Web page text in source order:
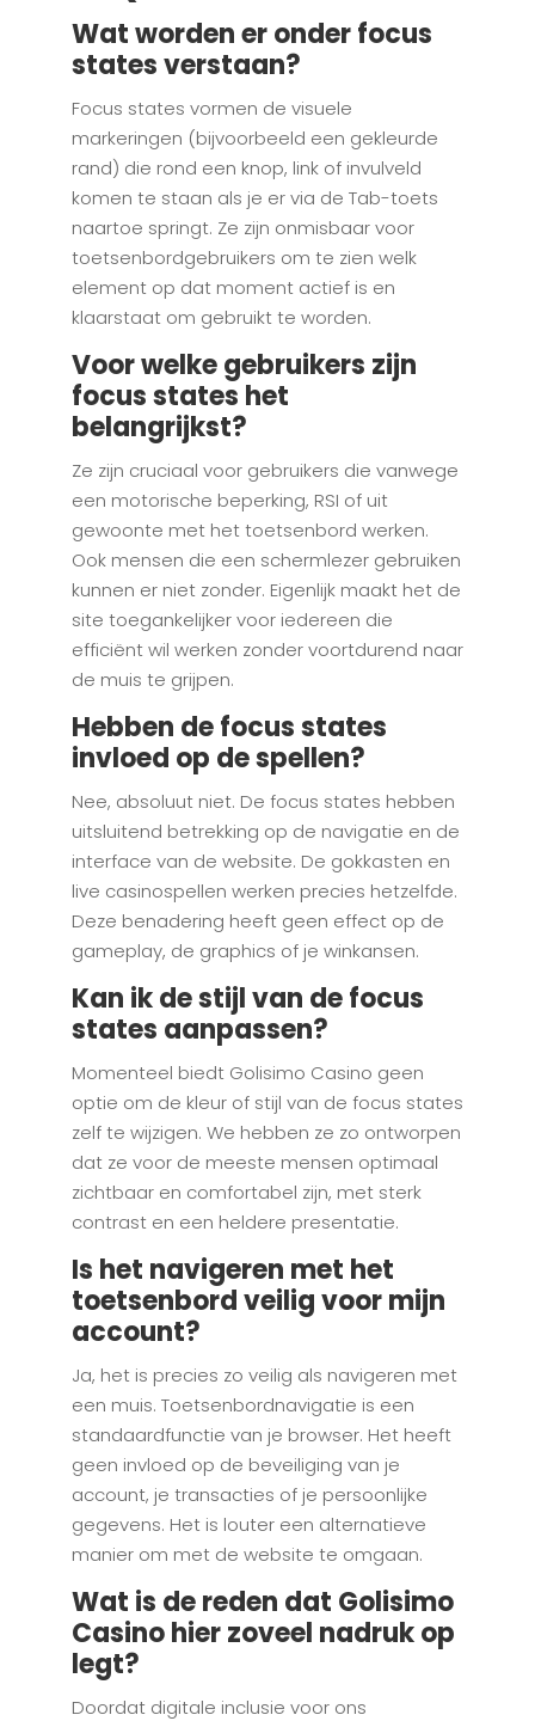
Wat worden er onder focus
states verstaan?
Focus states vormen de visuele
markeringen (bijvoorbeeld een gekleurde
rand) die rond een knop, link of invulveld
komen te staan als je er via de Tab-toets
naartoe springt. Ze zijn onmisbaar voor
toetsenbordgebruikers om te zien welk
element op dat moment actief is en
klaarstaat om gebruikt te worden.
Voor welke gebruikers zijn
focus states het
belangrijkst?
Ze zijn cruciaal voor gebruikers die vanwege
een motorische beperking, RSI of uit
gewoonte met het toetsenbord werken.
Ook mensen die een schermlezer gebruiken
kunnen er niet zonder. Eigenlijk maakt het de
site toegankelijker voor iedereen die
efficiënt wil werken zonder voortdurend naar
de muis te grijpen.
Hebben de focus states
invloed op de spellen?
Nee, absoluut niet. De focus states hebben
uitsluitend betrekking op de navigatie en de
interface van de website. De gokkasten en
live casinospellen werken precies hetzelfde.
Deze benadering heeft geen effect op de
gameplay, de graphics of je winkansen.
Kan ik de stijl van de focus
states aanpassen?
Momenteel biedt Golisimo Casino geen
optie om de kleur of stijl van de focus states
zelf te wijzigen. We hebben ze zo ontworpen
dat ze voor de meeste mensen optimaal
zichtbaar en comfortabel zijn, met sterk
contrast en een heldere presentatie.
Is het navigeren met het
toetsenbord veilig voor mijn
account?
Ja, het is precies zo veilig als navigeren met
een muis. Toetsenbordnavigatie is een
standaardfunctie van je browser. Het heeft
geen invloed op de beveiliging van je
account, je transacties of je persoonlijke
gegevens. Het is louter een alternatieve
manier om met de website te omgaan.
Wat is de reden dat Golisimo
Casino hier zoveel nadruk op
legt?
Doordat digitale inclusie voor ons